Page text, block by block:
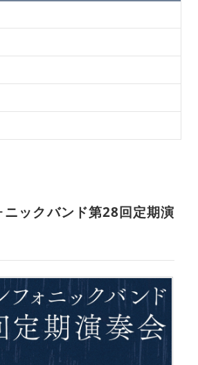
ックバンド第28回定期演